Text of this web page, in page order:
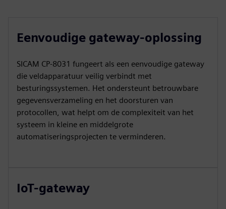
Eenvoudige gateway-oplossing
SICAM CP‑8031 fungeert als een eenvoudige gateway
die veldapparatuur veilig verbindt met
besturingssystemen. Het ondersteunt betrouwbare
gegevensverzameling en het doorsturen van
protocollen, wat helpt om de complexiteit van het
systeem in kleine en middelgrote
automatiseringsprojecten te verminderen.
IoT-gateway